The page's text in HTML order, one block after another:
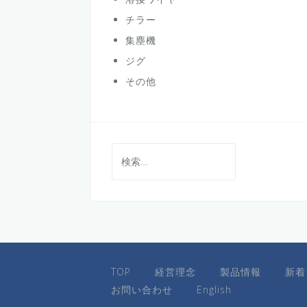
チラー
集塵機
ジグ
その他
索:
TOP 経営理念 製品情報 新
お問い合わせ
English